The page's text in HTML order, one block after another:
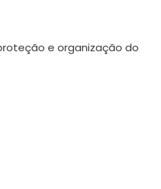
e organização do